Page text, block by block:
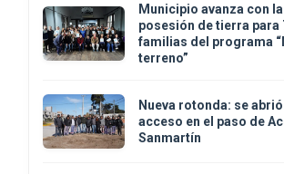
Municipio avanza con la
posesión de tierra para
familias del programa
terreno”
Nueva rotonda: se abrió
acceso en el paso de
Sanmartín